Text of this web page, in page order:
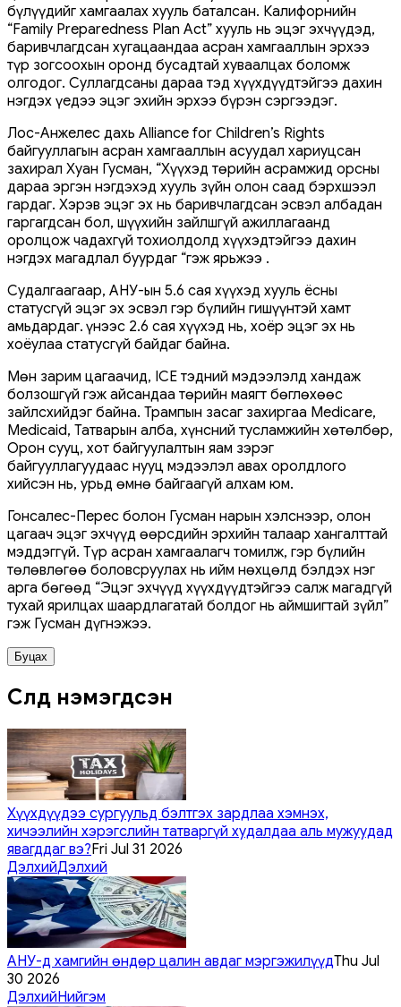
бүлүүдийг хамгаалах хууль баталсан. Калифорнийн
“Family Preparedness Plan Act” хууль нь эцэг эхчүүдэд,
баривчлагдсан хугацаандаа асран хамгааллын эрхээ
түр зогсоохын оронд бусадтай хуваалцах боломж
олгодог. Суллагдсаны дараа тэд хүүхдүүдтэйгээ дахин
нэгдэх үедээ эцэг эхийн эрхээ бүрэн сэргээдэг.
Лос-Анжелес дахь Alliance for Children’s Rights
байгууллагын асран хамгааллын асуудал хариуцсан
захирал Хуан Гусман, “Хүүхэд төрийн асрамжид орсны
дараа эргэн нэгдэхэд хууль зүйн олон саад бэрхшээл
гардаг. Хэрэв эцэг эх нь баривчлагдсан эсвэл албадан
гаргагдсан бол, шүүхийн зайлшгүй ажиллагаанд
оролцож чадахгүй тохиолдолд хүүхэдтэйгээ дахин
нэгдэх магадлал буурдаг “гэж ярьжээ .
Судалгаагаар, АНУ-ын 5.6 сая хүүхэд хууль ёсны
статусгүй эцэг эх эсвэл гэр бүлийн гишүүнтэй хамт
амьдардаг. Үүнээс 2.6 сая хүүхэд нь, хоёр эцэг эх нь
хоёулаа статусгүй байдаг байна.
Мөн зарим цагаачид, ICE тэдний мэдээлэлд хандаж
болзошгүй гэж айсандаа төрийн маягт бөглөхөөс
зайлсхийдэг байна. Трампын засаг захиргаа Medicare,
Medicaid, Татварын алба, хүнсний тусламжийн хөтөлбөр,
Орон сууц, хот байгуулалтын яам зэрэг
байгууллагуудаас нууц мэдээлэл авах оролдлого
хийсэн нь, урьд өмнө байгаагүй алхам юм.
Гонсалес-Перес болон Гусман нарын хэлснээр, олон
цагаач эцэг эхчүүд өөрсдийн эрхийн талаар хангалттай
мэддэггүй. Түр асран хамгаалагч томилж, гэр бүлийн
төлөвлөгөө боловсруулах нь ийм нөхцөлд бэлдэх нэг
арга бөгөөд “Эцэг эхчүүд хүүхдүүдтэйгээ салж магадгүй
тухай ярилцах шаардлагатай болдог нь аймшигтай зүйл”
гэж Гусман дүгнэжээ.
Буцах
Сүүлд нэмэгдсэн
Хүүхдүүдээ сургуульд бэлтгэх зардлаа хэмнэх,
хичээлийн хэрэгслийн татваргүй худалдаа аль мужуудад
явагддаг вэ?Fri Jul 31 2026
ДэлхийДэлхий
АНУ-д хамгийн өндөр цалин авдаг мэргэжилүүдThu Jul
30 2026
ДэлхийНийгэм